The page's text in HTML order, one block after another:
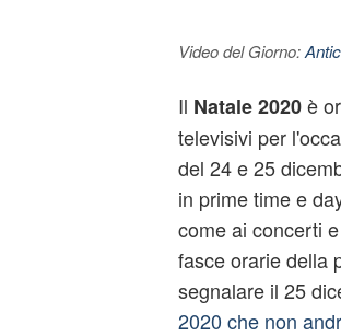
Video del Giorno:
Il Natale 2020è
televisivi per
del 24 e 25
in prime time e
come ai concerti
fasce orarie della
segnalare il 25
2020 che non